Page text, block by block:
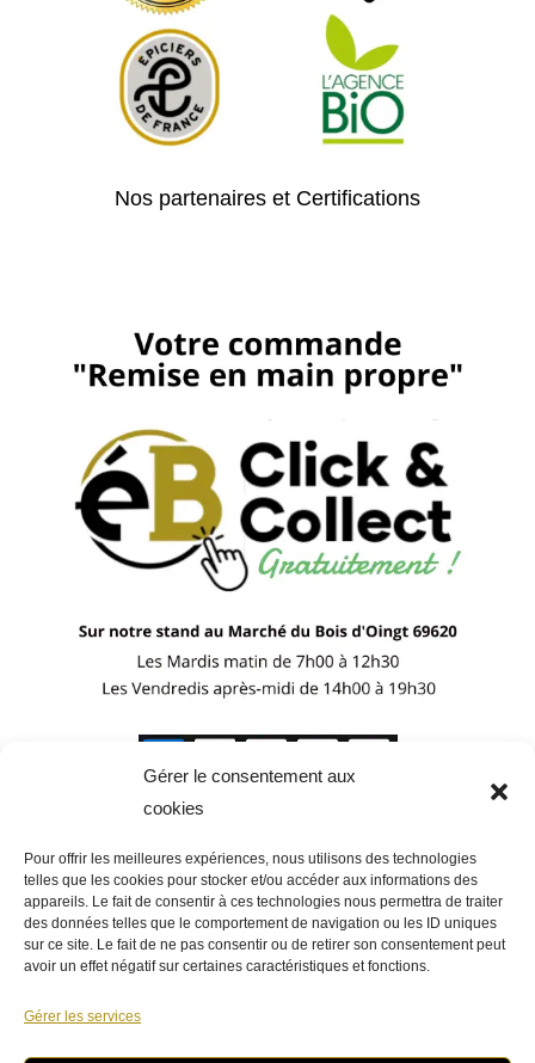
Gérer le consentement aux
cookies
Pour offrir les meilleures expériences, nous utilisons des technologies
telles que les cookies pour stocker et/ou accéder aux informations des
appareils. Le fait de consentir à ces technologies nous permettra de traiter
des données telles que le comportement de navigation ou les ID uniques
sur ce site. Le fait de ne pas consentir ou de retirer son consentement peut
avoir un effet négatif sur certaines caractéristiques et fonctions.
Gérer les services
Nos partenaires et Certifications